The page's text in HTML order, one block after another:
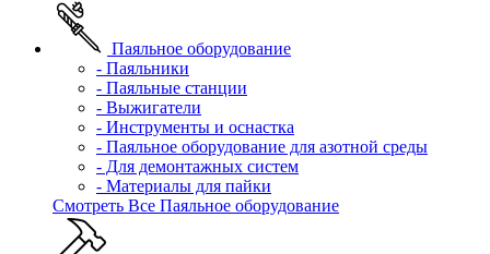
Паяльное оборудование
- Паяльники
- Паяльные станции
- Выжигатели
- Инструменты и оснастка
- Паяльное оборудование для азотной среды
- Для демонтажных систем
- Материалы для пайки
Смотреть Все Паяльное оборудование